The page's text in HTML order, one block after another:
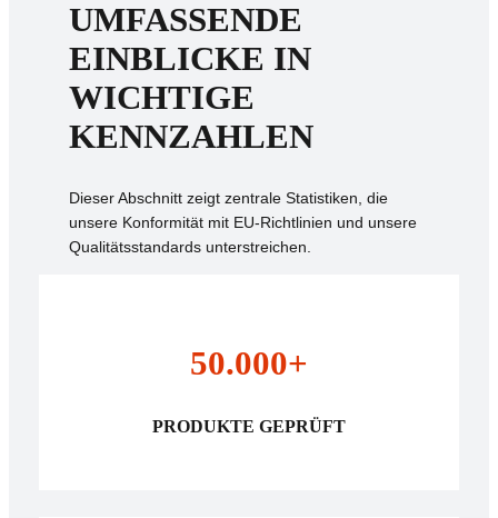
UMFASSENDE
EINBLICKE IN
WICHTIGE
KENNZAHLEN
Dieser Abschnitt zeigt zentrale Statistiken, die
unsere Konformität mit EU-Richtlinien und unsere
Qualitätsstandards unterstreichen.
50.000+
PRODUKTE GEPRÜFT